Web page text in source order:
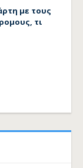
με τους
τι